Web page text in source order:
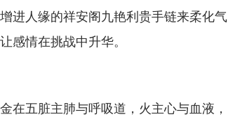
进人缘的祥安阁九艳利贵手链来柔化气
感情在挑战中升华。
在五脏主肺与呼吸道，火主心与血液，